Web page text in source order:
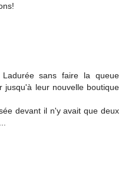
sans faire la queue
jusqu'à leur nouvelle boutique
devant il n'y avait que deux